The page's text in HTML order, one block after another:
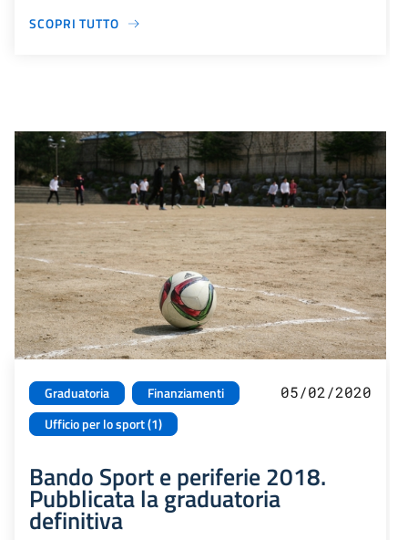
SCOPRI TUTTO
Graduatoria
Finanziamenti
Ufficio per lo sport (1)
05/02/2020
Bando Sport e periferie 2018.
Pubblicata la graduatoria
definitiva